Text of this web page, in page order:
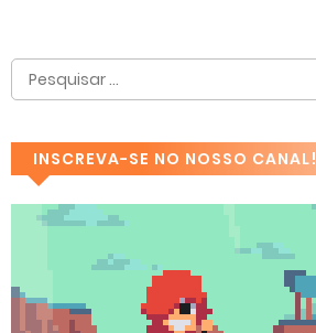
INSCREVA-SE NO NOSSO CANAL!